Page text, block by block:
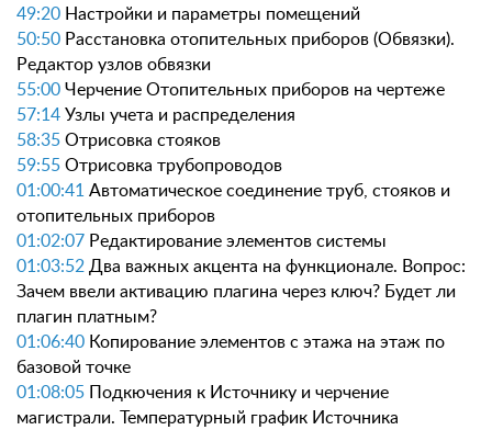
49:20 Настройки и параметры помещений
50:50 Расстановка отопительных приборов (Обвязки).
Редактор узлов обвязки
55:00 Черчение Отопительных приборов на чертеже
57:14 Узлы учета и распределения
58:35 Отрисовка стояков
59:55 Отрисовка трубопроводов
01:00:41 Автоматическое соединение труб, стояков и
отопительных приборов
01:02:07 Редактирование элементов системы
01:03:52 Два важных акцента на функционале. Вопрос:
Зачем ввели активацию плагина через ключ? Будет ли
плагин платным?
01:06:40 Копирование элементов с этажа на этаж по
базовой точке
01:08:05 Подкючения к Источнику и черчение
магистрали. Температурный график Источника